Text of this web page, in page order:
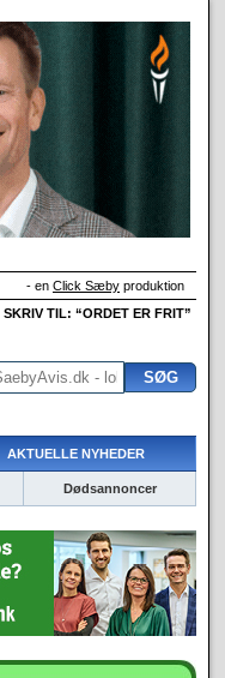
- en Click Sæby produktion
SKRIV TIL: “ORDET ER FRIT”
AKTUELLE NYHEDER
Dødsannoncer